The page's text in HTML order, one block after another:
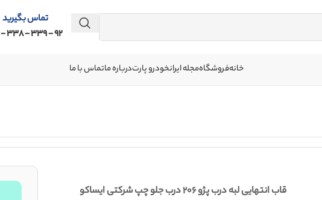
تماس بگیرید
92 - 339 - 338 - 041
خانهفروشگاهمجله ایرانخودرو پارتدرباره ماتماس با ما
قاب انتهایی لبه درب پژو 206 درب جلو چپ شرکتی ایساکو